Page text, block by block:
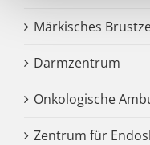
Märkisches
Darmzentrum
Onkologische
Zentrum für